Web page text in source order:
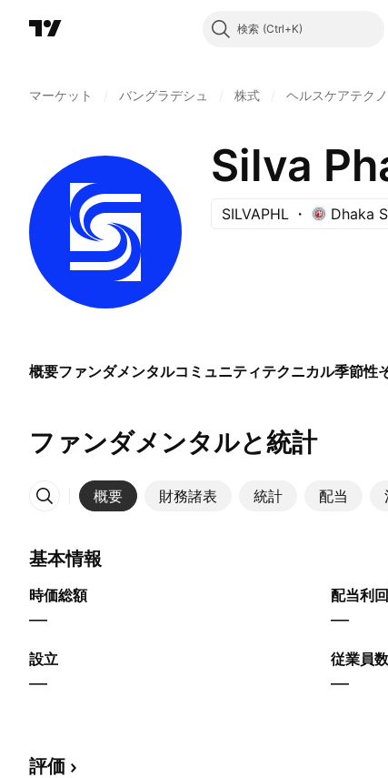
検索
マーケット バングラデシュ 株式 ヘルスケアテク
Silva
SILVAPHL Dhaka
概要ファンダメンタルコミュニティテクニカル季節性
ファンダメンタルと統計
概要 財務諸表 統計 配当
その他
基本情報
時価総額
—
配当利
—
設立
—
従業員
—
評価